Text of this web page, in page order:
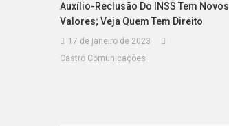
Auxílio-Reclusão Do INSS Tem Novos
Valores; Veja Quem Tem Direito
17 de janeiro de 2023
Castro Comunicações